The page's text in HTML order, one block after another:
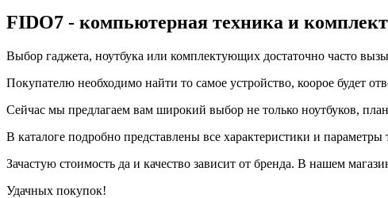
FIDO7 - компьютерная техника и
Выбор гаджета, ноутбука или комплектующих достаточно часто
Покупателю необходимо найти то самое устройство, коорое будет
Сейчас мы предлагаем вам широкий выбор не только ноутбуков,
В каталоге подробно представлены все характеристики и
Зачастую стоимость да и качество зависит от бренда. В нашем
Удачных покупок!